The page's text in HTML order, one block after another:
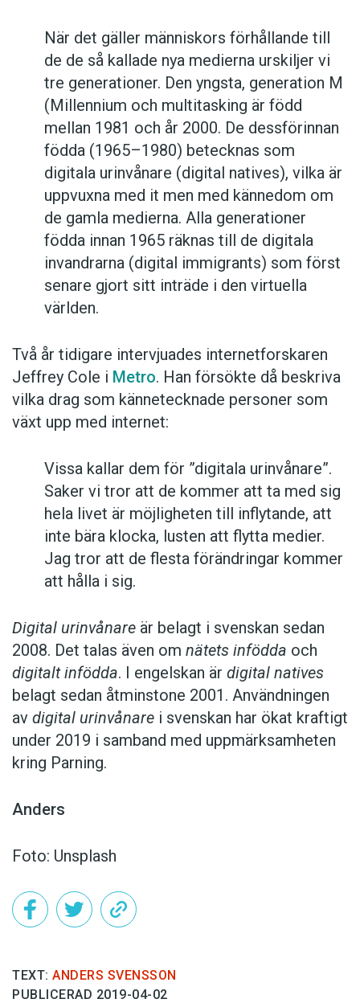
När det gäller människors förhållande till
de de så kallade nya medierna urskiljer vi
tre generationer. Den yngsta, generation M
(Millennium och multitasking är född
mellan 1981 och år 2000. De dessförinnan
födda (1965–1980) betecknas som
digitala urinvånare (digital natives), vilka är
uppvuxna med it men med kännedom om
de gamla medierna. Alla generationer
födda innan 1965 räknas till de digitala
invandrarna (digital immigrants) som först
senare gjort sitt inträde i den virtuella
världen.
Två år tidigare intervjuades internetforskaren
Jeffrey Cole i Metro. Han försökte då beskriva
vilka drag som kännetecknade personer som
växt upp med internet:
Vissa kallar dem för ”digitala urinvånare”.
Saker vi tror att de kommer att ta med sig
hela livet är möjligheten till inflytande, att
inte bära klocka, lusten att flytta medier.
Jag tror att de flesta förändringar kommer
att hålla i sig.
Digital urinvånare är belagt i svenskan sedan
2008. Det talas även om nätets infödda och
digitalt infödda. I engelskan är digital natives
belagt sedan åtminstone 2001. Användningen
av digital urinvånare i svenskan har ökat kraftigt
under 2019 i samband med uppmärksamheten
kring Parning.
Anders
Foto: Unsplash
TEXT: ANDERS SVENSSON
PUBLICERAD 2019-04-02